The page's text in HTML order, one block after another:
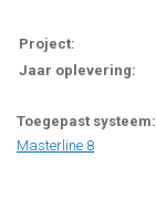
Project:
Jaar oplevering:
Toegepast systeem:
Masterline 8